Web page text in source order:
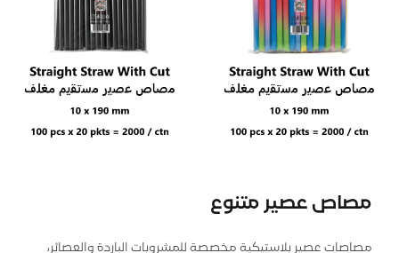
مصاص عصير متنوع
مصاصات عصير بلاستيكية مخصصة للمشروبات الباردة والعصائر،